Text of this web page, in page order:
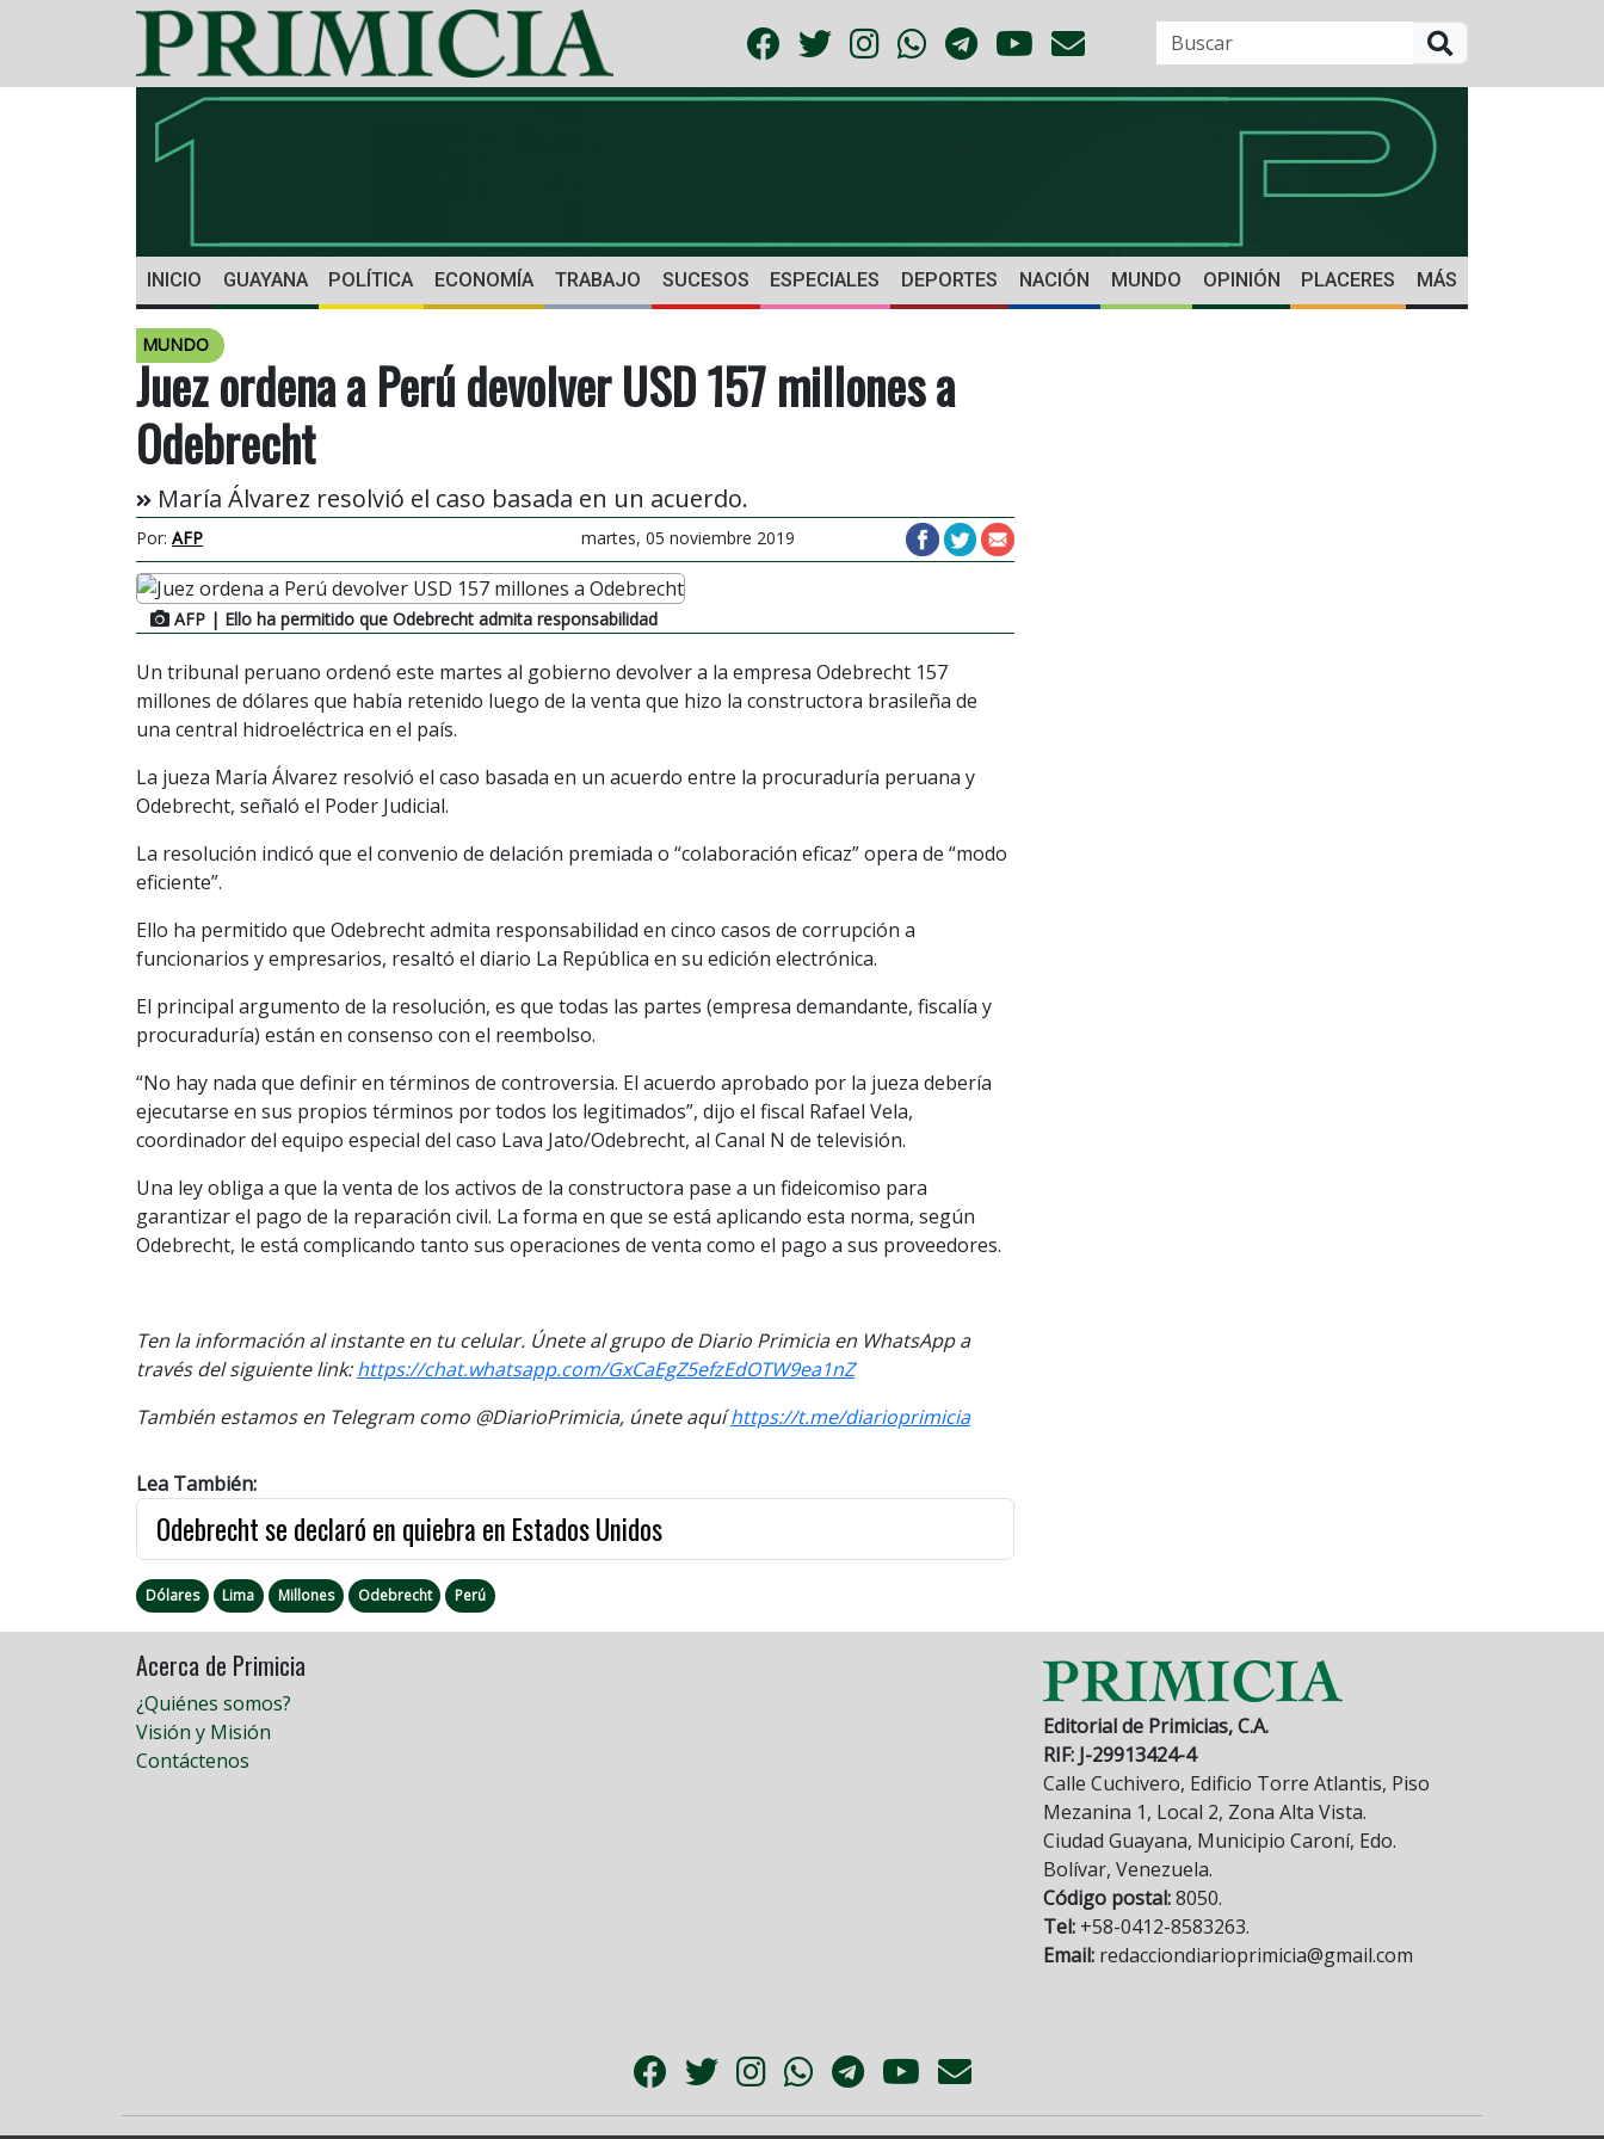
INICIO GUAYANA POLÍTICA ECONOMÍA TRABAJO SUCESOS ESPECIALES DEPORTES NACIÓN MUNDO OPINIÓN PLACERES MÁS
MUNDO
Juez ordena a Perú devolver USD 157 millones a
Odebrecht
María Álvarez resolvió el caso basada en un acuerdo.
Por: AFP martes, 05 noviembre 2019
AFP | Ello ha permitido que Odebrecht admita responsabilidad
Un tribunal peruano ordenó este martes al gobierno devolver a la empresa Odebrecht 157
millones de dólares que había retenido luego de la venta que hizo la constructora brasileña de
una central hidroeléctrica en el país.
La jueza María Álvarez resolvió el caso basada en un acuerdo entre la procuraduría peruana y
Odebrecht, señaló el Poder Judicial.
La resolución indicó que el convenio de delación premiada o “colaboración eficaz” opera de “modo
eficiente”.
Ello ha permitido que Odebrecht admita responsabilidad en cinco casos de corrupción a
funcionarios y empresarios, resaltó el diario La República en su edición electrónica.
El principal argumento de la resolución, es que todas las partes (empresa demandante, fiscalía y
procuraduría) están en consenso con el reembolso.
“No hay nada que definir en términos de controversia. El acuerdo aprobado por la jueza debería
ejecutarse en sus propios términos por todos los legitimados”, dijo el fiscal Rafael Vela,
coordinador del equipo especial del caso Lava Jato/Odebrecht, al Canal N de televisión.
Una ley obliga a que la venta de los activos de la constructora pase a un fideicomiso para
garantizar el pago de la reparación civil. La forma en que se está aplicando esta norma, según
Odebrecht, le está complicando tanto sus operaciones de venta como el pago a sus proveedores.
Ten la información al instante en tu celular. Únete al grupo de Diario Primicia en WhatsApp a
través del siguiente link:https://chat.whatsapp.com/GxCaEgZ5efzEdOTW9ea1nZ
También estamos en Telegram como @DiarioPrimicia, únete aquíhttps://t.me/diarioprimicia
Lea También:
Odebrecht se declaró en quiebra en Estados Unidos
Dólares Lima Millones Odebrecht Perú
Acerca de Primicia
¿Quiénes somos?
Visión y Misión
Contáctenos
Editorial de Primicias, C.A.
RIF: J-29913424-4
Calle Cuchivero, Edificio Torre Atlantis, Piso
Mezanina 1, Local 2, Zona Alta Vista.
Ciudad Guayana, Municipio Caroní, Edo.
Bolívar, Venezuela.
Código postal:8050.
Tel: +58-0412-8583263.
Email: redacciondiarioprimicia@gmail.com